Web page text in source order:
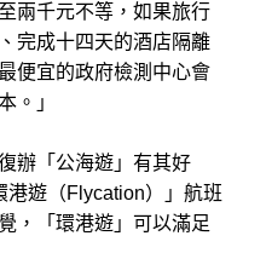
兩千元不等，如果旅行
完成十四天的酒店隔離
便宜的政府檢測中心會
。」
辦「公海遊」有其好
港遊（Flycation）」航班
，「環港遊」可以滿足